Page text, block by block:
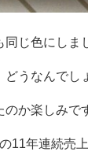
じ色にしま
うなんでし
か楽しみで
11年連続売